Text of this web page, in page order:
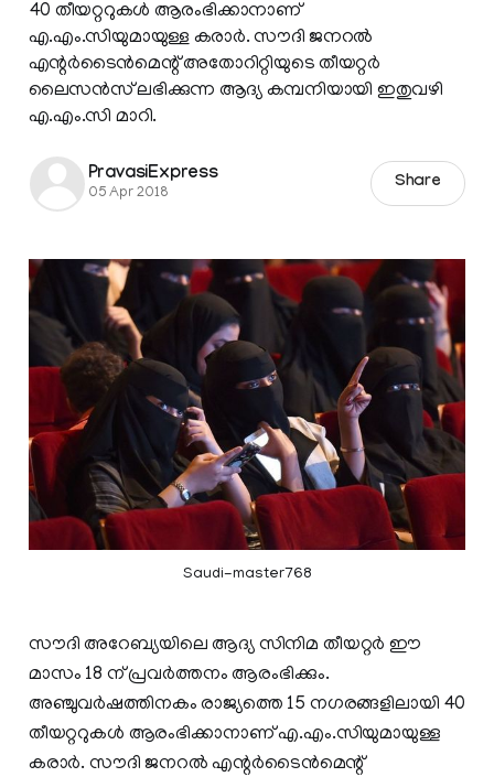
40 തീയറ്ററുകള്‍ ആരംഭിക്കാനാണ്
എ.എം.സിയുമായുള്ള കരാര്‍. സൗദി ജനറല്‍
എന്റര്‍ടൈന്‍മെന്റ് അതോറിറ്റിയുടെ തീയറ്റര്‍
ലൈസന്‍സ് ലഭിക്കുന്ന ആദ്യ കമ്പനിയായി ഇതുവഴി
എ.എം.സി മാറി.
PravasiExpress
05 Apr 2018
Share
Saudi-master768
സൗദി അറേബ്യയിലെ ആദ്യ സിനിമ തീയറ്റര്‍ ഈ
മാസം 18 ന് പ്രവര്‍ത്തനം ആരംഭിക്കും.
അഞ്ചുവര്‍ഷത്തിനകം രാജ്യത്തെ 15 നഗരങ്ങളിലായി 40
തീയറ്ററുകള്‍ ആരംഭിക്കാനാണ് എ.എം.സിയുമായുള്ള
കരാര്‍. സൗദി ജനറല്‍ എന്റര്‍ടൈന്‍മെന്റ്